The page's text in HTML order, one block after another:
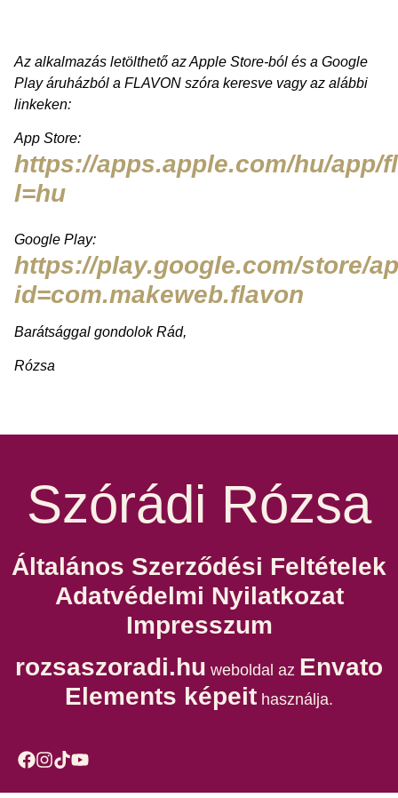
Az alkalmazás letölthető az Apple Store-ból és a Google
Play áruházból a FLAVON szóra keresve vagy az alábbi
linkeken:
App Store:
https://apps.apple.com/hu/app/
l=hu
Google Play:
https://play.google.com/store/
id=com.makeweb.flavon
Barátsággal gondolok Rád,
Rózsa
Szórádi Rózsa
Általános Szerződési Feltételek
Adatvédelmi Nyilatkozat
Impresszum
rozsaszoradi.hu weboldal az Envato
Elements képeit használja.